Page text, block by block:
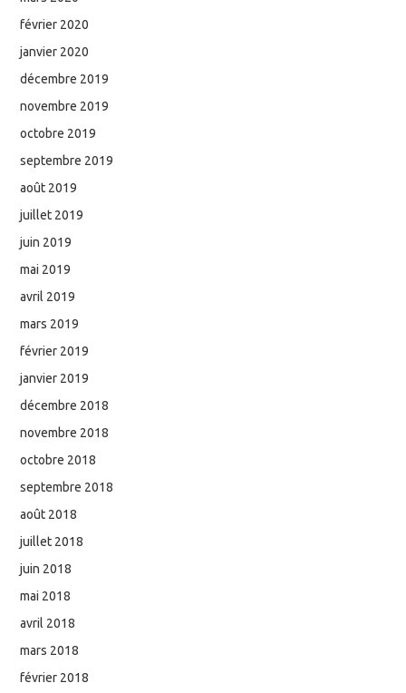
février 2020
janvier 2020
décembre 2019
novembre 2019
octobre 2019
septembre 2019
août 2019
juillet 2019
juin 2019
mai 2019
avril 2019
mars 2019
février 2019
janvier 2019
décembre 2018
novembre 2018
octobre 2018
septembre 2018
août 2018
juillet 2018
juin 2018
mai 2018
avril 2018
mars 2018
février 2018